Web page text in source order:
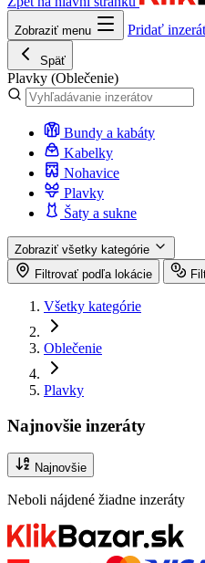
Zobraziť menu Pridať inzerát
Späť
Plavky (Oblečenie)
Bundy a kabáty
Kabelky
Nohavice
Plavky
Šaty a sukne
Zobraziť všetky kategórie
Filtrovať podľa lokácie
Všetky kategórie
Oblečenie
Plavky
Najnovšie inzeráty
Najnovšie
Neboli nájdené žiadne inzeráty